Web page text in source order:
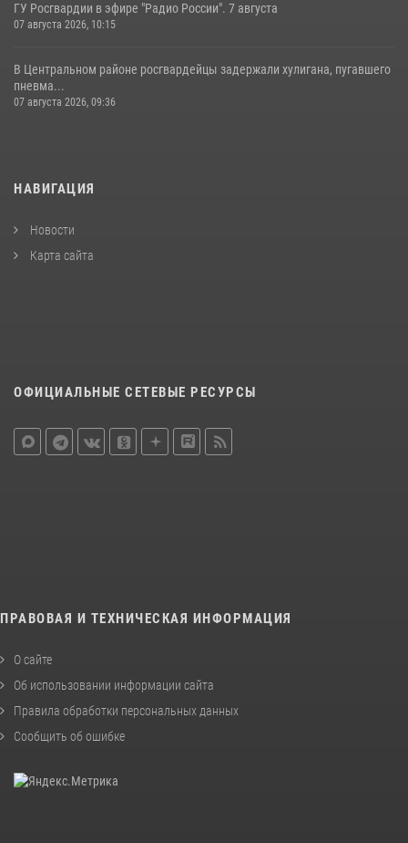
ГУ Росгвардии в эфире "Радио России". 7 августа
07 августа 2026, 10:15
В Центральном районе росгвардейцы задержали хулигана, пугавшего
пневма...
07 августа 2026, 09:36
НАВИГАЦИЯ
Новости
Карта сайта
ОФИЦИАЛЬНЫЕ СЕТЕВЫЕ РЕСУРСЫ
ПРАВОВАЯ И ТЕХНИЧЕСКАЯ ИНФОРМАЦИЯ
О сайте
Об использовании информации сайта
Правила обработки персональных данных
Сообщить об ошибке